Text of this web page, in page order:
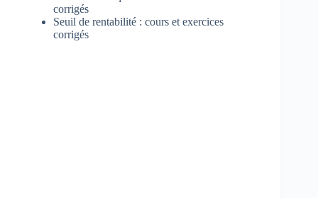
corrigés
Seuil de rentabilité : cours et exercices
corrigés